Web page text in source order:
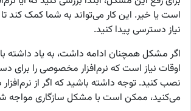
است یا خیر. این کار می‌تواند به شما کمک کند
نیاز دسترسی پیدا کنید.
اگر مشکل همچنان ادامه داشت، به یاد داشته
اوقات نیاز است که نرم‌افزار مخصوصی را برای
نصب کنید. توجه داشته باشید که اگر از
می‌کنید، ممکن است با مشکل سازگاری مواجه